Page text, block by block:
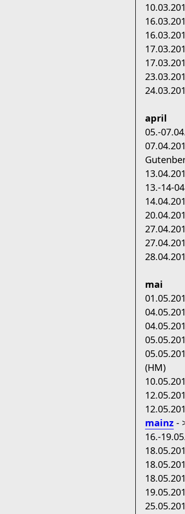
april
05.-
13.-14-
mai
(HM)
mainz -
16.-